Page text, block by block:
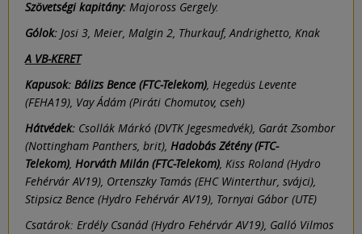
Szövetségi kapitány: Majoross Gergely.
Gólok: Josi 3, Meier, Malgin 2, Thurkauf, Andrighetto, Knak
A VB-KERET
Kapusok: Bálizs Bence (FTC-Telekom), Hegedüs Levente
(FEHA19), Vay Ádám (Piráti Chomutov, cseh)
Hátvédek: Csollák Márkó (DVTK Jegesmedvék), Garát Zsombor
(Nottingham Panthers, brit), Hadobás Zétény (FTC-
Telekom), Horváth Milán (FTC-Telekom), Kiss Roland (Hydro
Fehérvár AV19), Ortenszky Tamás (EHC Winterthur, svájci),
Stipsicz Bence (Hydro Fehérvár AV19), Tornyai Gábor (UTE)
Csatárok: Erdély Csanád (Hydro Fehérvár AV19), Galló Vilmos